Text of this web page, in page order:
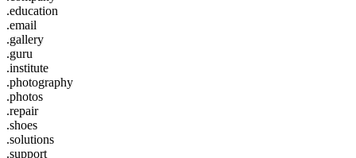
.education
.email
.gallery
.guru
.institute
.photography
.photos
.repair
.shoes
.solutions
.support